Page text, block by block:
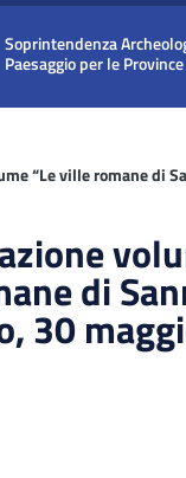
la navigazione
Soprintendenza
Paesaggio per le
“Le ville romane di
di
30